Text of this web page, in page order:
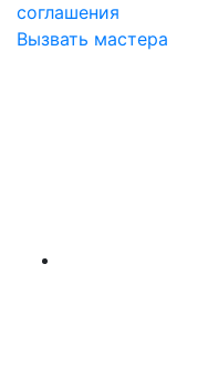
соглашения
Вызвать мастера